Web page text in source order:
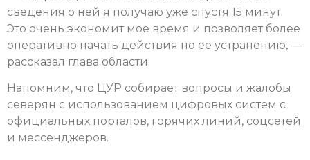
сведения о ней я получаю уже спустя 15 минут.
Это очень экономит мое время и позволяет более
оперативно начать действия по ее устранению, —
рассказал глава области.
Напомним, что ЦУР собирает вопросы и жалобы
северян с использованием цифровых систем с
официальных порталов, горячих линий, соцсетей
и мессенджеров.